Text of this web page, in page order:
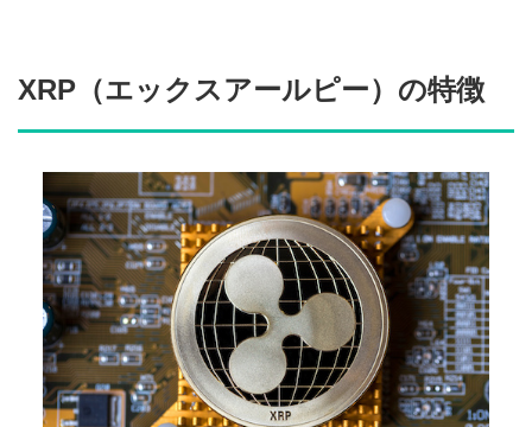
XRP（エックスアールピー）の特徴